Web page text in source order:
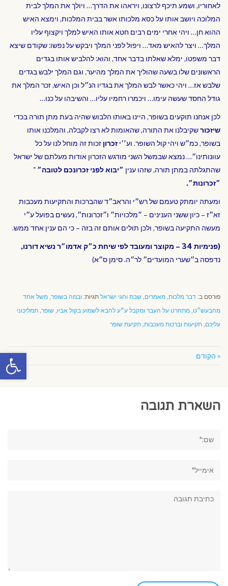
פתח
לאחוריו, ושמע תיכף לרצונו, ויראהו את הדרך… ויולך את המלך לבית
המלוכה ויושב אותו על כסא מלכותו אשר בבית המלכות, וימצא האיש
ההוא חן… ויהי אחרי ימים רבים חטא אותו האיש למלך ויקצוף עליו
המלך… ויצר להאיש מאד… ויפול לפני המלך ויבקש על נפשו: שקודם שיצא
דבר משפטו, ימלא שאלתו בדבר אחד, והוא: להלביש אותו בגדים
הראשונים שלו בשעה שהוליך את המלך מהיער, וגם המלך ילבש בגדים
שלבש אז… ויהי כאשר לבש המלך את בגדיו הנ״ל וכן האיש, זכר המלך את
גודל החסד שעשה עימו… ויכמרו רחמיו עליו… והשיבהו על כנו…
לכן אנחנו תוקעים בשופר, היינו באותו הלבוש שהיה בעת מתן תורה בכדי
שיזכורשקיבלנו את התורה, שהאומות לא רצו לקבלה, והמלכנו אותו
בשופר, כמ״ש ויהי קול השופר. וע׳׳י זכרון זכות זה מוחל לנו על כל
עוונותינו״… נמצא שבמשל השני מודגש הזכרון אודות מעלתם של ישראל
שהתגלתה במתן תורה, שזהו ענין ״יבוא לפני זכרונכם לטובה״ ־
״זכרונות״.
ומעתה יומתק טעמם של רש״י והראב״ד שהברכות והתקיעות מעכבות
זא״ז – כיון ששני הענינים – ״מלכויות״ ו״זכרונות״, נעשים בפועל ע״י
מעשה התקיעה בשופר, ולכן תולים אותם זה בזה – כי הם ענין אחד ממש.
(פנימיות 34 – מקוצר ומעובד לפי שיחת כ״ק אדמו״ר נשיא דורנו,
נדפסה ב״שערי המועדים״ לר״ה. סימן ס״א)
פורסם ב: דבר מלכות, מאמרים, שבת וחגי ישראל תגיות: ובמה בשופר, משל אחד
מהבעש״ט, מתחרט על העבר ומקבל ע״ע להבא לשמוע בקול אביו, שופר, תמליכוני
עליכם, תקיעות וברכות מעכבות, תקיעת שופר
« הקודם הבא »
השארת תגובה